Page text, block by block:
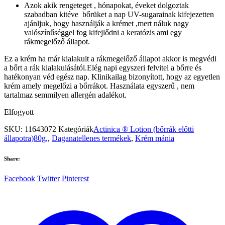
Azok akik rengeteget , hónapokat, éveket dolgoztak
szabadban kitéve bőrüket a nap UV-sugarainak kifejezetten
ajánljuk, hogy használják a krémet ,mert náluk nagy
valószínűséggel fog kifejlődni a keratózis ami egy
rákmegelőző állapot.
Ez a krém ha már kialakult a rákmegelőző állapot akkor is megvédi
a bőrt a rák kialakulásától.Elég napi egyszeri felvitel a bőrre és
hatékonyan véd egész nap. Klinikailag bizonyított, hogy az egyetlen
krém amely megelőzi a bőrrákot. Használata egyszerű , nem
tartalmaz semmilyen allergén adalékot.
Elfogyott
SKU: 11643072 KategóriákActinica ® Lotion (bőrrák előtti
állapotra)80g,, Daganatellenes termékek, Krém mánia
Share:
Facebook Twitter Pinterest